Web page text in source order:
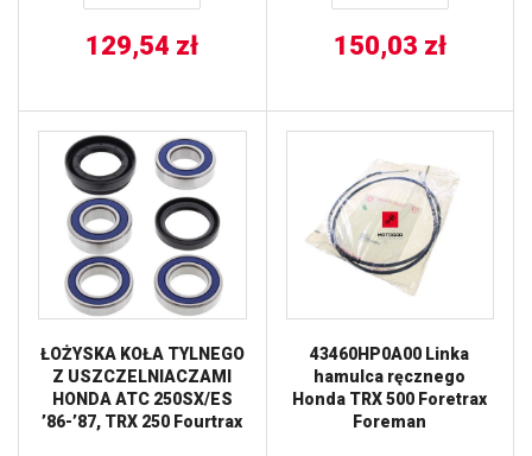
129,54 zł 150,03 zł
ŁOŻYSKA KOŁA TYLNEGO
Z USZCZELNIACZAMI
HONDA ATC 250SX/ES
’86-’87, TRX 250 Fourtrax
43460HP0A00 Linka
hamulca ręcznego
Honda TRX 500 Foretrax
Foreman